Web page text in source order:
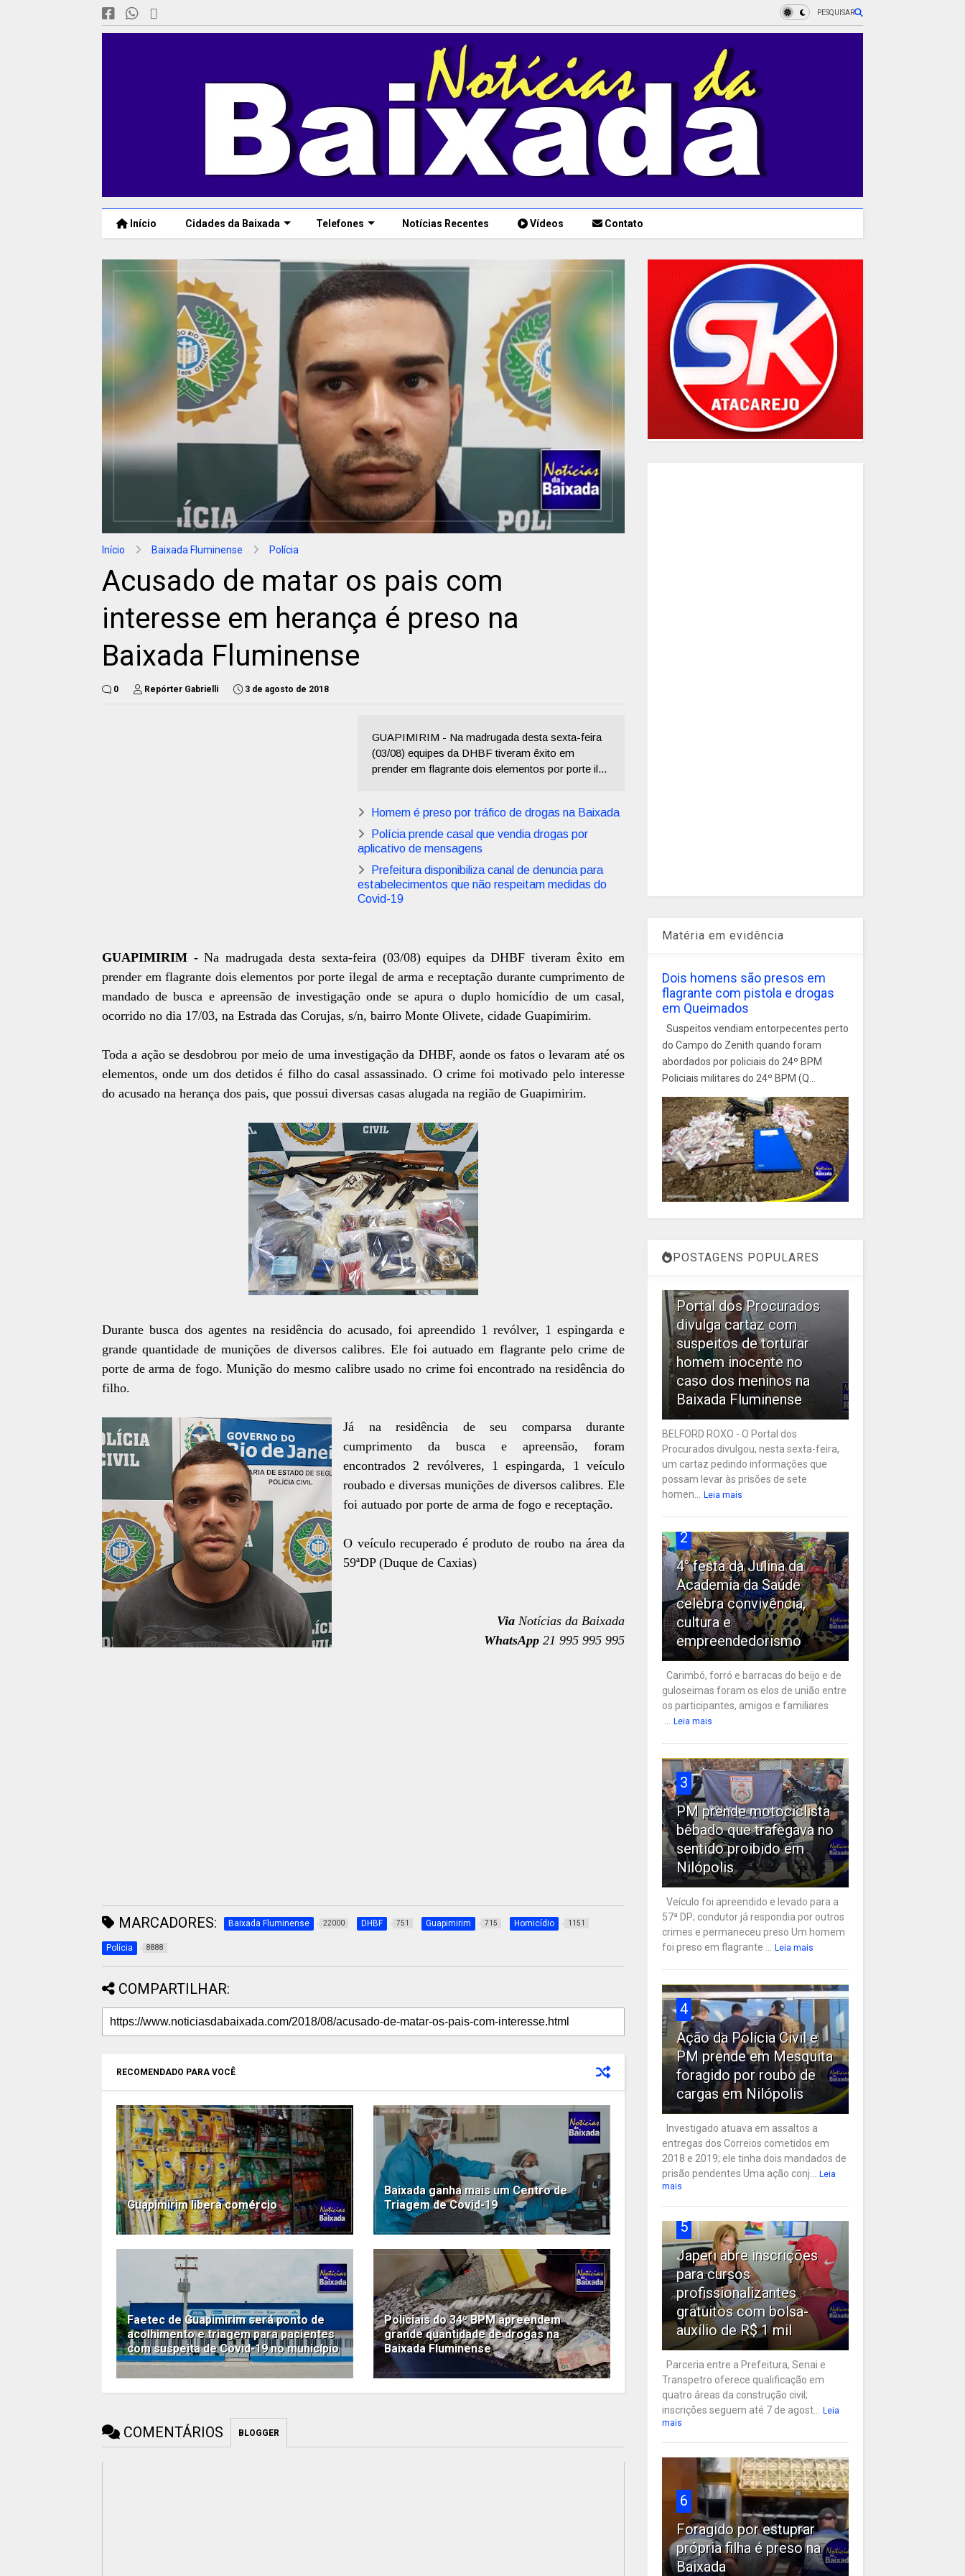
PESQUISAR
Início Cidades da Baixada Telefones Notícias Recentes Vídeos Contato
Início Baixada Fluminense Polícia
Acusado de matar os pais com
interesse em herança é preso na
Baixada Fluminense
0 Repórter Gabrielli 3 de agosto de 2018
GUAPIMIRIM - Na madrugada desta sexta-feira
(03/08) equipes da DHBF tiveram êxito em
prender em flagrante dois elementos por porte il...
Homem é preso por tráfico de drogas na Baixada
Polícia prende casal que vendia drogas por
aplicativo de mensagens
Prefeitura disponibiliza canal de denuncia para
estabelecimentos que não respeitam medidas do
Covid-19
GUAPIMIRIM -Na madrugada desta sexta-feira (03/08) equipes da DHBF tiveram êxito em
prender em flagrante dois elementos por porte ilegal de arma e receptação durante cumprimento de
mandado de busca e apreensão de investigação onde se apura o duplo homicídio de um casal,
ocorrido no dia 17/03, na Estrada das Corujas, s/n, bairro Monte Olivete, cidade Guapimirim.
Toda a ação se desdobrou por meio de uma investigação da DHBF, aonde os fatos o levaram até os
elementos, onde um dos detidos é filho do casal assassinado. O crime foi motivado pelo interesse
do acusado na herança dos pais, que possui diversas casas alugada na região de Guapimirim.
Durante busca dos agentes na residência do acusado, foi apreendido 1 revólver, 1 espingarda e
grande quantidade de munições de diversos calibres. Ele foi autuado em flagrante pelo crime de
porte de arma de fogo. Munição do mesmo calibre usado no crime foi encontrado na residência do
filho.
Já na residência de seu comparsa durante
cumprimento da busca e apreensão, foram
encontrados 2 revólveres, 1 espingarda, 1 veículo
roubado e diversas munições de diversos calibres. Ele
foi autuado por porte de arma de fogo e receptação.
O veículo recuperado é produto de roubo na área da
59ªDP (Duque de Caxias)
Via Notícias da Baixada
WhatsApp 21 995 995 995
MARCADORES: Baixada Fluminense 22000 DHBF 751 Guapimirim 715 Homicídio 1151
Polícia 8888
COMPARTILHAR:
RECOMENDADO PARA VOCÊ
Guapimirim libera comércio
Baixada ganha mais um Centro de
Triagem de Covid-19
Faetec de Guapimirim será ponto de
acolhimento e triagem para pacientes
com suspeita de Covid-19 no município
Policiais do 34º BPM apreendem
grande quantidade de drogas na
Baixada Fluminense
COMENTÁRIOS BLOGGER
Matéria em evidência
Dois homens são presos em
flagrante com pistola e drogas
em Queimados
Suspeitos vendiam entorpecentes perto
do Campo do Zenith quando foram
abordados por policiais do 24º BPM
Policiais militares do 24º BPM (Q...
POSTAGENS POPULARES
Portal dos Procurados
divulga cartaz com
suspeitos de torturar
homem inocente no
caso dos meninos na
Baixada Fluminense
BELFORD ROXO - O Portal dos
Procurados divulgou, nesta sexta-feira,
um cartaz pedindo informações que
possam levar às prisões de sete
homen... Leia mais
2
4° festa da Julina da
Academia da Saúde
celebra convivência,
cultura e
empreendedorismo
Carimbó, forró e barracas do beijo e de
guloseimas foram os elos de união entre
os participantes, amigos e familiares
... Leia mais
3
PM prende motociclista
bêbado que trafegava no
sentido proibido em
Nilópolis
Veículo foi apreendido e levado para a
57ª DP; condutor já respondia por outros
crimes e permaneceu preso Um homem
foi preso em flagrante ... Leia mais
4
Ação da Polícia Civil e
PM prende em Mesquita
foragido por roubo de
cargas em Nilópolis
Investigado atuava em assaltos a
entregas dos Correios cometidos em
2018 e 2019; ele tinha dois mandados de
prisão pendentes Uma ação conj... Leia
mais
5
Japeri abre inscrições
para cursos
profissionalizantes
gratuitos com bolsa-
auxílio de R$ 1 mil
Parceria entre a Prefeitura, Senai e
Transpetro oferece qualificação em
quatro áreas da construção civil;
inscrições seguem até 7 de agost... Leia
mais
6
Foragido por estuprar
própria filha é preso na
Baixada